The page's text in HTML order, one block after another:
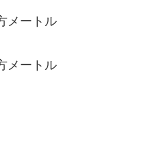
メートル
メートル